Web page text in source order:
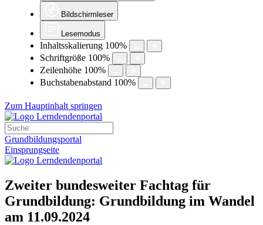
Bildschirmleser
Lesemodus
Inhaltsskalierung 100%
Schriftgröße 100%
Zeilenhöhe 100%
Buchstabenabstand 100%
Zum Hauptinhalt springen
Grundbildungsportal
Einsprungseite
Zweiter bundesweiter Fachtag für
Grundbildung: Grundbildung im Wandel
am 11.09.2024